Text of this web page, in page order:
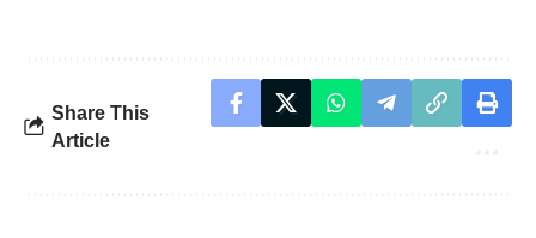
Share This
Article